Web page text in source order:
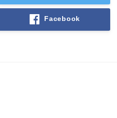
Facebook